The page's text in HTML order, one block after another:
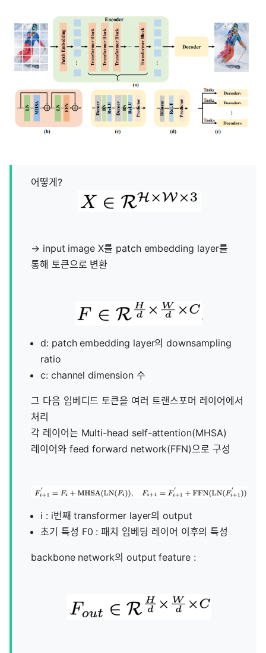
어떻게?
→ input image X를 patch embedding layer를
통해 토큰으로 변환
d: patch embedding layer의 downsampling
ratio
c: channel dimension 수
그 다음 임베디드 토큰을 여러 트랜스포머 레이어에서
처리
각 레이어는 Multi-head self-attention(MHSA)
레이어와 feed forward network(FFN)으로 구성
i : i번째 transformer layer의 output
초기 특성 F0 : 패치 임베딩 레이어 이후의 특성
backbone network의 output feature :